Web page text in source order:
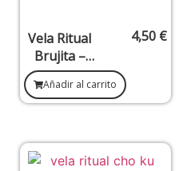
Vela Ritual
Brujita –
Empodera
miento,
Creatividad
Manifestaci
ón
4,50 €
Añadir al carrito